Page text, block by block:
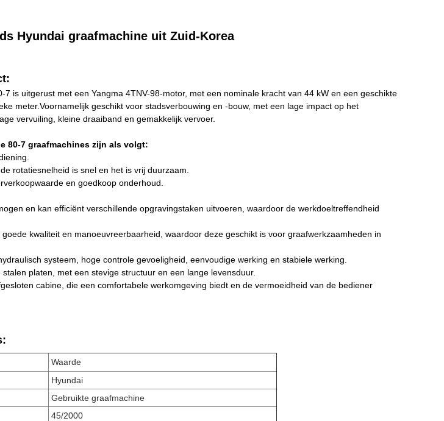
Hyundai graafmachine uit Zuid-Korea
7 is uitgerust met een Yangma 4TNV-98-motor, met een nominale kracht van 44 kW en een geschikte
meter.Voornamelijk geschikt voor stadsverbouwing en -bouw, met een lage impact op het
vervuiling, kleine draaiband en gemakkelijk vervoer.
80-7 graafmachines zijn als volgt:
rotatiesnelheid is snel en het is vrij duurzaam.
en goedkoop onderhoud.
en kan efficiënt verschillende opgravingstaken uitvoeren, waardoor de werkdoeltreffendheid
kwaliteit en manoeuvreerbaarheid, waardoor deze geschikt is voor graafwerkzaamheden in
systeem, hoge controle gevoeligheid, eenvoudige werking en stabiele werking.
platen, met een stevige structuur en een lange levensduur.
cabine, die een comfortabele werkomgeving biedt en de vermoeidheid van de bediener
Waarde
Hyundai
Gebruikte graafmachine
45/2000